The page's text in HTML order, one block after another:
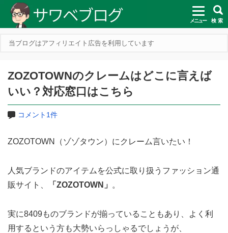
メニュー 検 索
当ブログはアフィリエイト広告を利用しています
ZOZOTOWNのクレームはどこに言えば
いい？対応窓口はこちら
コメント1件
ZOZOTOWN（ゾゾタウン）にクレーム言いたい！
人気ブランドのアイテムを公式に取り扱うファッション通
販サイト、
「ZOZOTOWN」 。
実に8409ものブランドが揃っていることもあり、よく利
用するという方も大勢いらっしゃるでしょうが、